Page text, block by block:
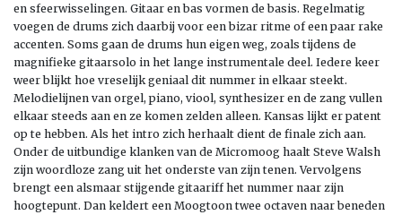
en sfeerwisselingen. Gitaar en bas vormen de basis. Regelmatig
voegen de drums zich daarbij voor een bizar ritme of een paar rake
accenten. Soms gaan de drums hun eigen weg, zoals tijdens de
magnifieke gitaarsolo in het lange instrumentale deel. Iedere keer
weer blijkt hoe vreselijk geniaal dit nummer in elkaar steekt.
Melodielijnen van orgel, piano, viool, synthesizer en de zang vullen
elkaar steeds aan en ze komen zelden alleen. Kansas lijkt er patent
op te hebben. Als het intro zich herhaalt dient de finale zich aan.
Onder de uitbundige klanken van de Micromoog haalt Steve Walsh
zijn woordloze zang uit het onderste van zijn tenen. Vervolgens
brengt een alsmaar stijgende gitaariff het nummer naar zijn
hoogtepunt. Dan keldert een Moogtoon twee octaven naar beneden